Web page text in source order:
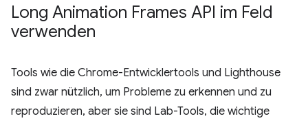
Long Animation Frames API im Feld
verwenden
Tools wie die Chrome-Entwicklertools und Lighthouse
sind zwar nützlich, um Probleme zu erkennen und zu
reproduzieren, aber sie sind Lab-Tools, die wichtige